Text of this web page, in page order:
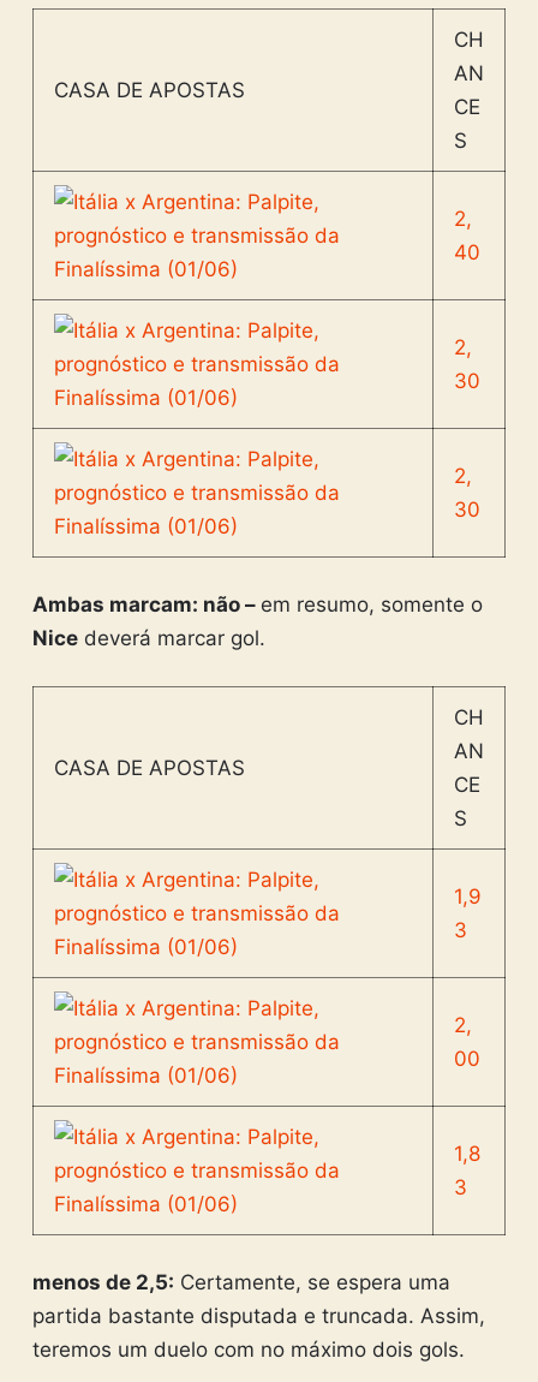
CASA DE APOSTAS
CH
AN
CE
S
2,
40
2,
30
2,
30
Ambas marcam: não – em resumo, somente o
Nicedeverá marcar gol.
CASA DE APOSTAS
CH
AN
CE
S
1,9
3
2,
00
1,8
3
menos de 2,5: Certamente, se espera uma
partida bastante disputada e truncada. Assim,
teremos um duelo com no máximo dois gols.